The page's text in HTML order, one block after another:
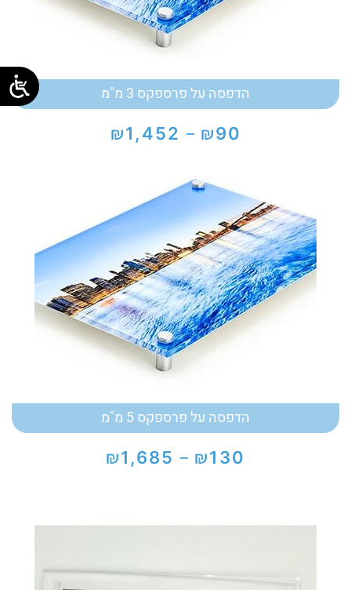
הדפסה על פרספקס 3 מ"מ
₪90
–
₪1,452
טווח
עד
הדפסה על פרספקס 5 מ"מ
₪130
–
₪1,685
טווח
⁦₪1,685⁩